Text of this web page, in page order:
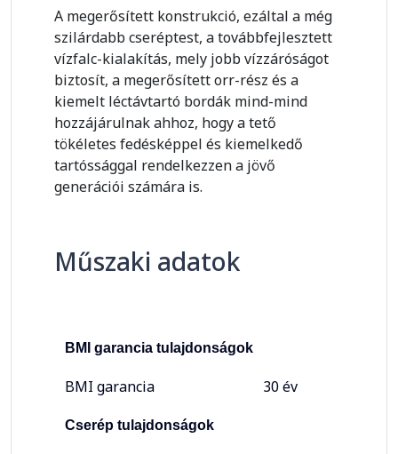
A megerősített konstrukció, ezáltal a még
szilárdabb cseréptest, a továbbfejlesztett
vízfalc-kialakítás, mely jobb vízzáróságot
biztosít, a megerősített orr-rész és a
kiemelt léctávtartó bordák mind-mind
hozzájárulnak ahhoz, hogy a tető
tökéletes fedésképpel és kiemelkedő
tartóssággal rendelkezzen a jövő
generációi számára is.
Műszaki adatok
BMI garancia tulajdonságok
BMI garancia 30 év
Cserép tulajdonságok